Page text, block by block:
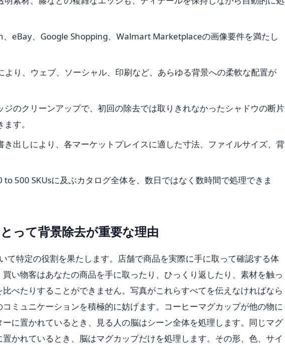
eBay、Google Shopping、Walmart Marketplaceの画像要件を満たし
より、ウェブ、ソーシャル、印刷など、あらゆる背景への柔軟な配置が
ジのクリーンアップで、初回の除去では取りきれなかったシャドウの断片
す。
き出しにより、各マーケットプレイスに適した寸法、ファイルサイズ、背
500 SKUsに及ぶカタログ全体を、数日ではなく数時間で処理できま
って背景除去が重要な理由
て特定の役割を果たします。店舗で商品を実際に手に取って確認する体
い物客はあなたの商品を手に取ったり、ひっくり返したり、素材を触っ
べたりすることができません。写真がこれらすべてを伝えなければなら
ミュニケーションを積極的に妨げます。コーヒーマグカップが他の物に
に置かれているとき、見る人の脳はシーン全体を処理します。同じマグ
かれているとき、脳はマグカップだけを処理します。その形、色、サイ